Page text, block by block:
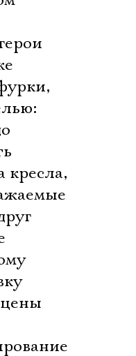
кресла,